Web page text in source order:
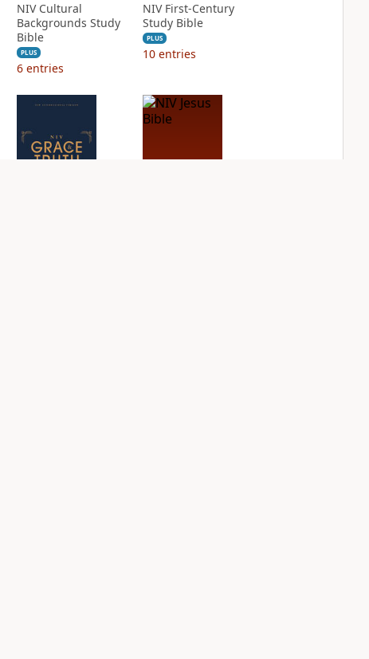
NIV Cultural
Backgrounds Study
Bible
PLUS
6 entries
NIV First-Century
Study Bible
PLUS
10 entries